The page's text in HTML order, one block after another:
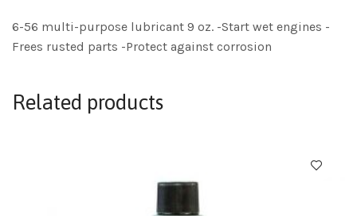
6-56 multi-purpose lubricant 9 oz. -Start wet engines -
Frees rusted parts -Protect against corrosion
Related products